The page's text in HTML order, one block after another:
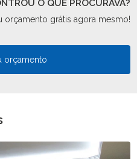
O QUE PROCURAVA?
orçamento grátis agora mesmo!
orçamento